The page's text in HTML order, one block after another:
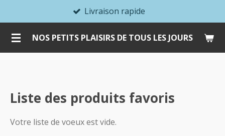
au
contenu
principal
NOS PETITS PLAISIRS DE TOUS LES JOURS
Livraison rapide
Liste des produits favoris
Votre liste de voeux est vide.